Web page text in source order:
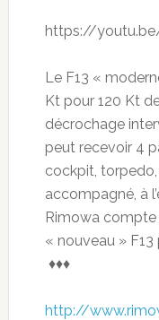
https://
Le F13 «
Kt pour 120 Kt
décrochage
peut recevoir 4
cockpit,
accompagné, à
Rimowa
« nouveau »
♦♦♦
http://